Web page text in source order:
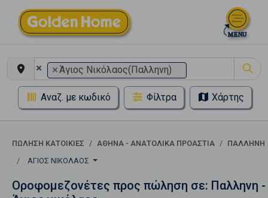
× ×Άγιος Νικόλαος(Παλληνη)
Αναζ. με κωδικό Φίλτρα Χάρτης
ΠΏΛΗΣΗ ΚΑΤΟΙΚΊΕΣ ΑΘΗΝΑ - ΑΝΑΤΟΛΙΚΑ ΠΡΟΑΣΤΙΑ
ΠΑΛΛΗΝΗ
ΆΓΙΟΣ ΝΙΚΌΛΑΟΣ
Οροφομεζονέτες προς πώληση σε: Παλληνη -